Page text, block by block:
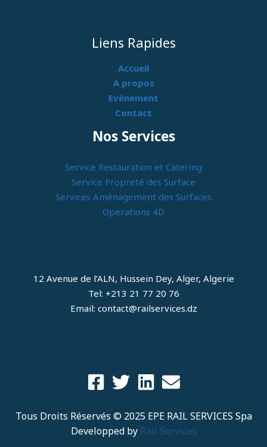
Liens Rapides
Accueil
A propos
Evènement
Contact
Nos Services
Service Restauration et Catering
Service Propreté des Surface
Services Aménagement des Surfaces
Operations 4D
12 Avenue de l’ALN, Hussein Dey, Alger, Algerie
Tel: +213 21 77 20 76
Email: contact@railservices.dz
Tous Droits Réservés © 2025 EPE RAIL SERVICES Spa
Developped by Rail Services